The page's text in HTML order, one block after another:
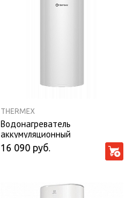
THERMEX
Водонагреватель
аккумуляционный
электрический THERMEX
Fusion 80 V
16 090 руб.